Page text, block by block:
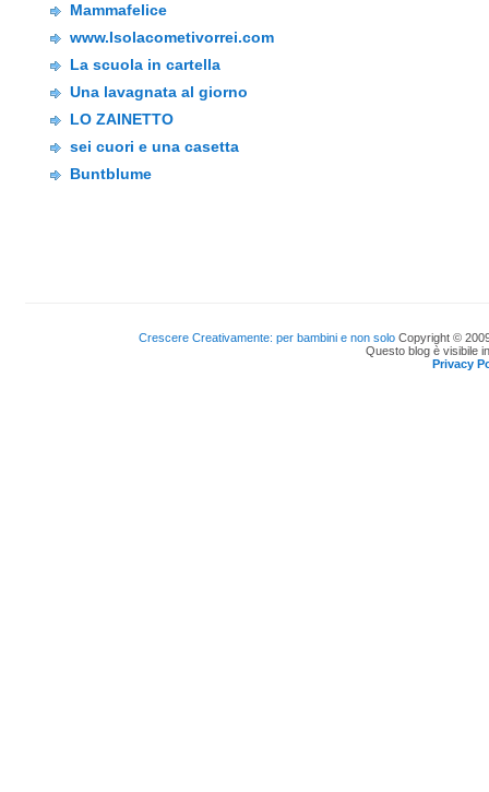
Mammafelice
www.Isolacometivorrei.com
La scuola in cartella
Una lavagnata al giorno
LO ZAINETTO
sei cuori e una casetta
Buntblume
Crescere Creativamente: per bambini e non solo Copyright ©
Questo blog è visibile
Privacy